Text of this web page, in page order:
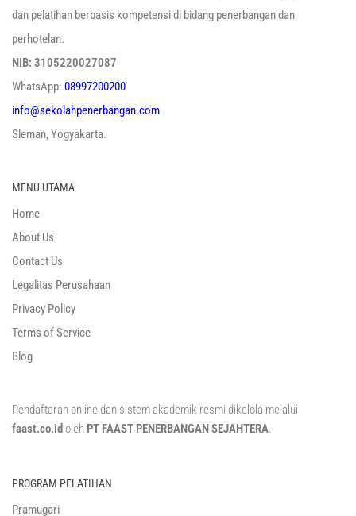
dan pelatihan berbasis kompetensi di bidang penerbangan dan
perhotelan.
NIB: 3105220027087
WhatsApp: 08997200200
info@sekolahpenerbangan.com
Sleman, Yogyakarta.
MENU UTAMA
Home
About Us
Contact Us
Legalitas Perusahaan
Privacy Policy
Terms of Service
Blog
Pendaftaran online dan sistem akademik resmi dikelola melalui
faast.co.id oleh PT FAAST PENERBANGAN SEJAHTERA.
PROGRAM PELATIHAN
Pramugari